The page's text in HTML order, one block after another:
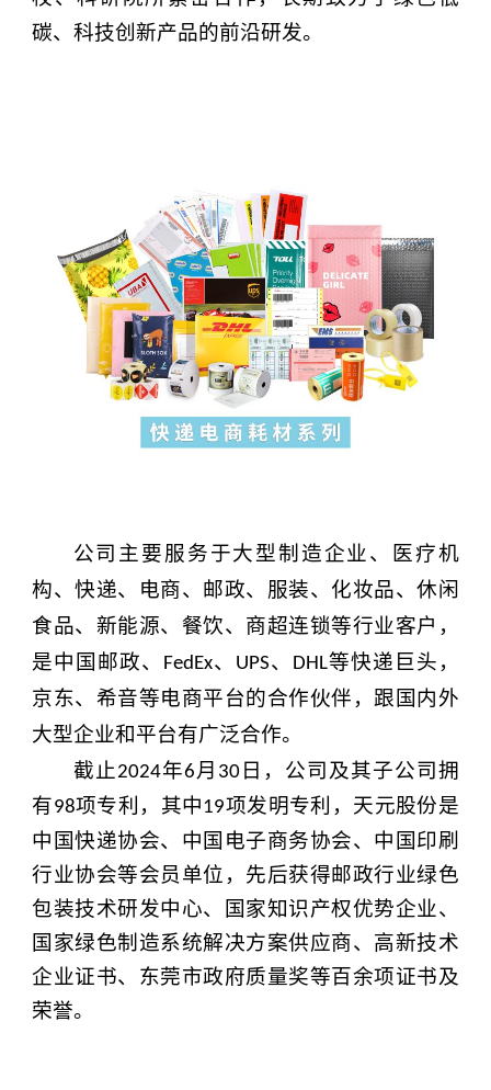
碳、科技创新产品的前沿研发。
公司主要服务于大型制造企业、医疗机
构、快递、电商、邮政、 服装、 化妆品、休闲
食品、新能源、 餐饮、商超连锁等行业客户，
是中国邮政、
FedEx、 UPS、 DHL等快递巨头，
京东、希音等电商平台的合作伙伴，跟 国内外
大型企业和平台有广泛合作。
截止2024年6 月 30日，公司及其子公司拥
有98项专利，其中19项发明专利，天元股份是
中国快递协会、中国电子商务协会、中国印刷
行业协会等会员单位，先后获得邮政行业绿色
包装技术研发中心、国家知识产权优势企业、
国家绿色制造系统解决方案供应商、高新技术
企业证书、东莞市政府质量奖等百余项证书及
荣誉。